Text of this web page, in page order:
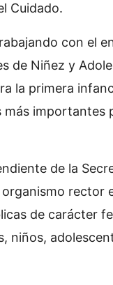
Cuidado.
con el
de Niñez y
la primera
importantes
de la
organismo rector
de carácter
niños,